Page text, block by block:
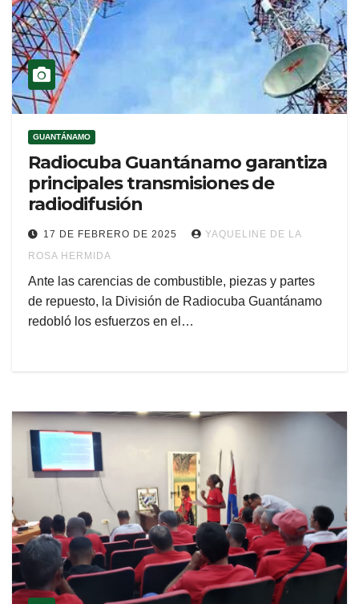
GUANTÁNAMO
Radiocuba Guantánamo garantiza
principales transmisiones de
radiodifusión
17 DE FEBRERO DE 2025
YAQUELINE DE LA
ROSA HERMIDA
Ante las carencias de combustible, piezas y partes
de repuesto, la División de Radiocuba Guantánamo
redobló los esfuerzos en el…